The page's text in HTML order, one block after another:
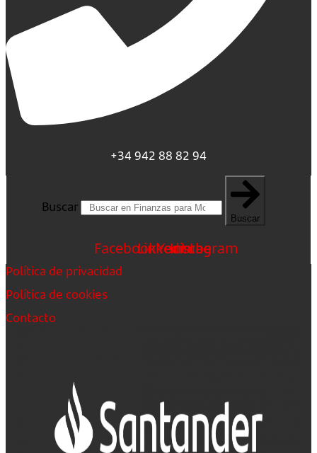
+34 942 88 82 94
Buscar
Buscar
FacebookLinkedin
Youtube
Instagram
Política de privacidad
Política de cookies
Contacto